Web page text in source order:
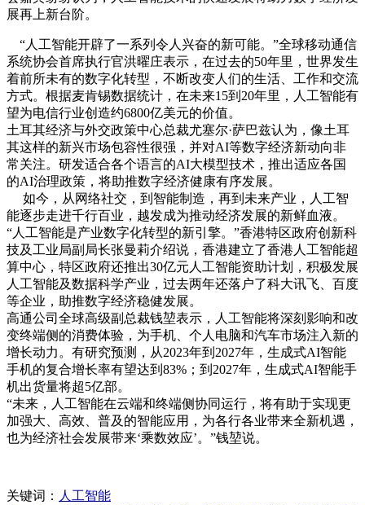
展再上新台阶。
“人工智能开辟了一系列令人兴奋的新可能。”全球移动通信
系统协会首席执行官洪曜庄表示，在过去的50年里，世界发生
着前所未有的数字化转型，不断改变人们的生活、工作和交流
方式。根据麦肯锡数据统计，在未来15到20年里，人工智能有
望为电信行业创造约6800亿美元的价值。
土耳其经济与外交政策中心总裁尤塞尔·萨巴兹认为，像土耳
其这样的新兴市场包容性很强，并对AI等数字经济新动向非
常关注。研发适合各个语言的AI大模型技术，推出适应各国
的AI治理政策，将助推数字经济健康有序发展。
如今，从网络社交，到智能制造，再到未来产业，人工智
能逐步走进千行百业，越发成为推动经济发展的新鲜血液。
“人工智能是产业数字化转型的新引擎。”香港特区政府创新科
技及工业局副局长张曼莉介绍说，香港建立了香港人工智能超
算中心，特区政府还推出30亿元人工智能资助计划，积极发展
人工智能及数据科学产业，过去两年还落户了科大讯飞、百度
等企业，助推数字经济稳健发展。
高通公司全球高级副总裁钱堃表示，人工智能将深刻影响和改
变终端侧的消费体验，为手机、个人电脑和汽车市场注入新的
增长动力。有研究预测，从2023年到2027年，生成式AI智能
手机的复合增长率有望达到83%；到2027年，生成式AI智能手
机出货量将超5亿部。
“未来，人工智能在云端和终端侧协同运行，将有助于实现更
加强大、高效、普及的智能应用，为各行各业带来全新机遇，
也为经济社会发展带来‘乘数效应’。”钱堃说。
关键词： 人工智能